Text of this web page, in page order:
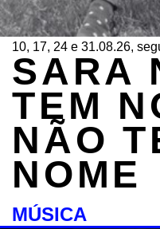
10, 17, 24 e 31.08.26,
SARA
TEM
NÃO
NOME
MÚSICA